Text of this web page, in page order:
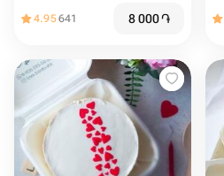
4.95641 8 000֏